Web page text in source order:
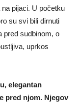
pijaci. U početku
su svi bili dirnuti
pred sudbinom, o
uprkos
elegantan
pred njom. Njegov